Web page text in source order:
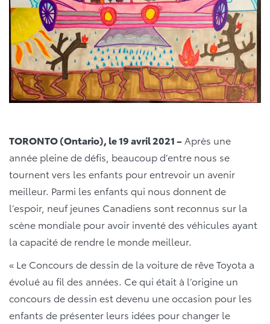
TORONTO (Ontario), le 19 avril 2021 – Après une
année pleine de défis, beaucoup d’entre nous se
tournent vers les enfants pour entrevoir un avenir
meilleur. Parmi les enfants qui nous donnent de
l’espoir, neuf jeunes Canadiens sont reconnus sur la
scène mondiale pour avoir inventé des véhicules ayant
la capacité de rendre le monde meilleur.
« Le Concours de dessin de la voiture de rêve Toyota a
évolué au fil des années. Ce qui était à l’origine un
concours de dessin est devenu une occasion pour les
enfants de présenter leurs idées pour changer le